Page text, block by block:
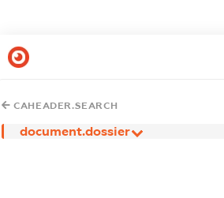
CAHEADER.SEARCH
document.dossier